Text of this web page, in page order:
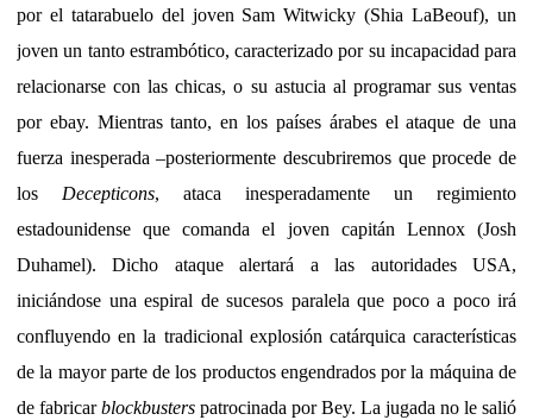
por el tatarabuelo del joven Sam Witwicky (Shia LaBeouf), un
joven un tanto estrambótico, caracterizado por su incapacidad para
relacionarse con las chicas, o su astucia al programar sus ventas
por ebay. Mientras tanto, en los países árabes el ataque de una
fuerza inesperada –posteriormente descubriremos que procede de
los Decepticons, ataca inesperadamente un regimiento
estadounidense que comanda el joven capitán Lennox (Josh
Duhamel). Dicho ataque alertará a las autoridades USA,
iniciándose una espiral de sucesos paralela que poco a poco irá
confluyendo en la tradicional explosión catárquica características
de la mayor parte de los productos engendrados por la máquina de
de fabricarblockbusters patrocinada por Bey. La jugada no le salió